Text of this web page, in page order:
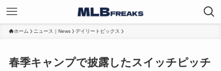
ホーム ニュース｜News デイリートピックス
春季キャンプで披露したスイッチピッチ